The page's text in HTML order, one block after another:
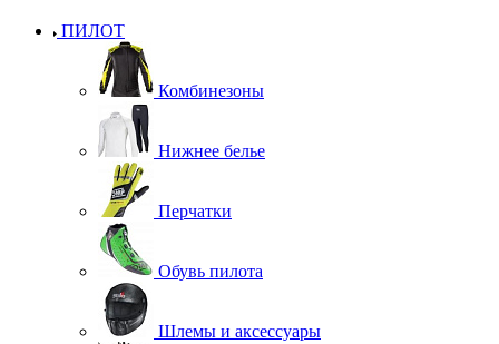
ПИЛОТ
Комбинезоны
Нижнее белье
Перчатки
Обувь пилота
Шлемы и аксессуары